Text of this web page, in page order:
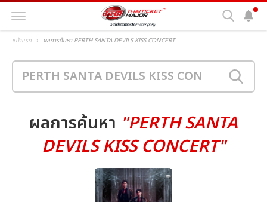
หน้าแรก ผลการค้นหา PERTH SANTA DEVILS KISS CONCERT
ผลการค้นหา "PERTH SANTA
DEVILS KISS CONCERT"